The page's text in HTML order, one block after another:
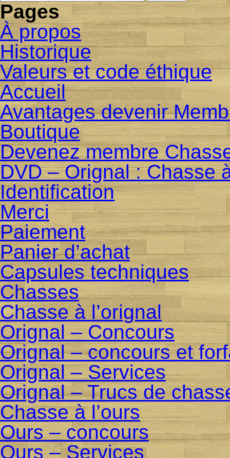
Pages
À propos
Historique
Valeurs et code éthique
Accueil
Avantages devenir
Boutique
Devenez membre
DVD – Orignal : Chasse
Identification
Merci
Paiement
Panier d’achat
Capsules techniques
Chasses
Chasse à l’orignal
Orignal – Concours
Orignal – concours et
Orignal – Services
Orignal – Trucs de
Chasse à l’ours
Ours – concours
Ours – Services